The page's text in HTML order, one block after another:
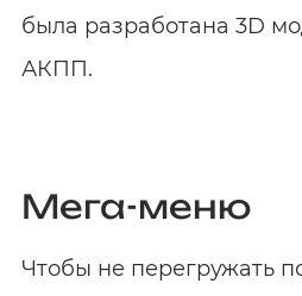
была разработана 3D
АКПП.
Мега-меню
Чтобы не перегружать